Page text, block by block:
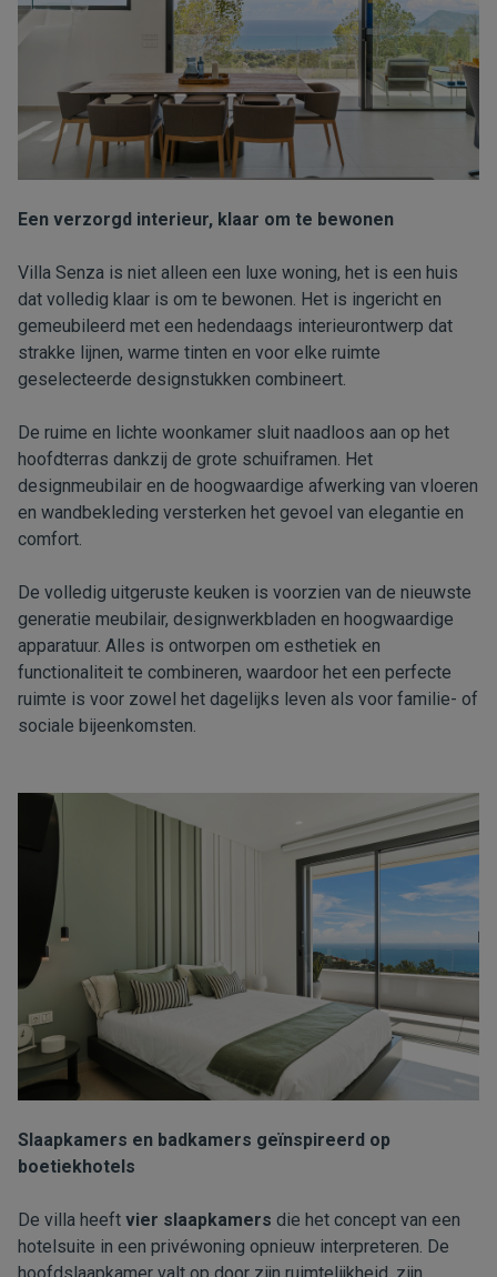
Een verzorgd interieur, klaar om te bewonen
Villa Senza is niet alleen een luxe woning, het is een huis
dat volledig klaar is om te bewonen. Het is ingericht en
gemeubileerd met een hedendaags interieurontwerp dat
strakke lijnen, warme tinten en voor elke ruimte
geselecteerde designstukken combineert.
De ruime en lichte woonkamer sluit naadloos aan op het
hoofdterras dankzij de grote schuiframen. Het
designmeubilair en de hoogwaardige afwerking van vloeren
en wandbekleding versterken het gevoel van elegantie en
comfort.
De volledig uitgeruste keuken is voorzien van de nieuwste
generatie meubilair, designwerkbladen en hoogwaardige
apparatuur. Alles is ontworpen om esthetiek en
functionaliteit te combineren, waardoor het een perfecte
ruimte is voor zowel het dagelijks leven als voor familie- of
sociale bijeenkomsten.
Slaapkamers en badkamers geïnspireerd op
boetiekhotels
De villa heeft vier slaapkamers die het concept van een
hotelsuite in een privéwoning opnieuw interpreteren. De